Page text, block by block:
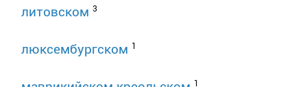
литовском 3
люксембургском 1
1